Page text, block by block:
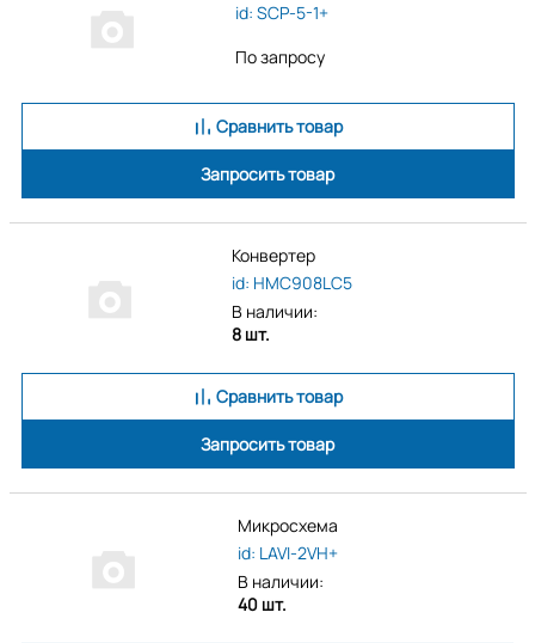
id: SCP-5-1+
По запросу
Сравнить товар
Запросить товар
Конвертер
id: HMC908LC5
В наличии:
8 шт.
Сравнить товар
Запросить товар
Микросхема
id: LAVI-2VH+
В наличии:
40 шт.